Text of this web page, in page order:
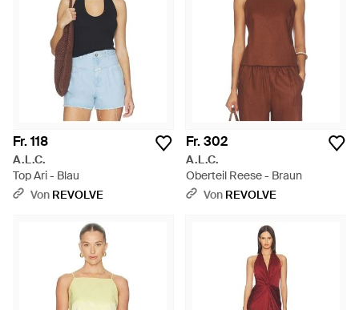
Fr. 118
A.L.C.
Top Ari - Blau
Von REVOLVE
Fr. 302
A.L.C.
Oberteil Reese - Braun
Von REVOLVE